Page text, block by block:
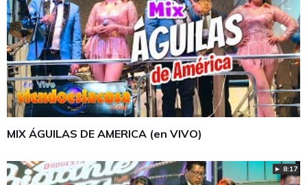
MIX ÁGUILAS DE AMERICA (en VIVO)
► 8:17